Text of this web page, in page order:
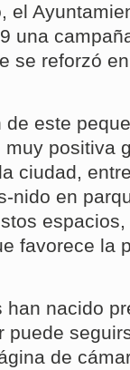
el
una
se reforzó
este
positiva
ciudad,
nido en
favorece la
nacido
puede
de